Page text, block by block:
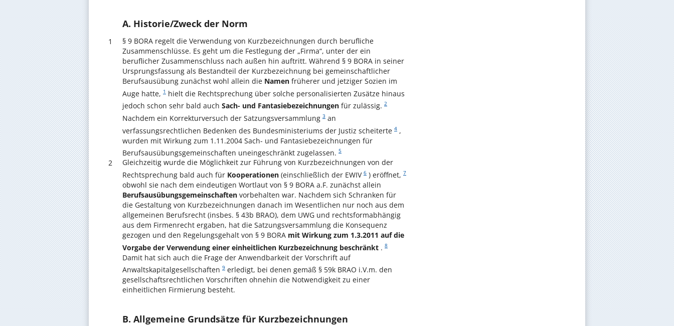
A. Historie/Zweck der Norm
1
§ 9 BORA regelt die Verwendung von Kurzbezeichnungen durch berufliche
Zusammenschlüsse. Es geht um die Festlegung der „Firma“, unter der ein
beruflicher Zusammenschluss nach außen hin auftritt. Während § 9 BORA in seiner
Ursprungsfassung als Bestandteil der Kurzbezeichnung bei gemeinschaftlicher
Berufsausübung zunächst wohl allein die Namen früherer und jetziger Sozien im
Auge hatte, 1 hielt die Rechtsprechung über solche personalisierten Zusätze hinaus
jedoch schon sehr bald auch Sach- und Fantasiebezeichnungen für zulässig. 2
Nachdem ein Korrekturversuch der Satzungsversammlung 3 an
verfassungsrechtlichen Bedenken des Bundesministeriums der Justiz scheiterte 4 ,
wurden mit Wirkung zum 1.11.2004 Sach- und Fantasiebezeichnungen für
Berufsausübungsgemeinschaften uneingeschränkt zugelassen. 5
2
Gleichzeitig wurde die Möglichkeit zur Führung von Kurzbezeichnungen von der
Rechtsprechung bald auch für Kooperationen (einschließlich der EWIV 6 ) eröffnet, 7
obwohl sie nach dem eindeutigen Wortlaut von § 9 BORA a.F. zunächst allein
Berufsausübungsgemeinschaften vorbehalten war. Nachdem sich Schranken für
die Gestaltung von Kurzbezeichnungen danach im Wesentlichen nur noch aus dem
allgemeinen Berufsrecht (insbes. § 43b BRAO), dem UWG und rechtsformabhängig
aus dem Firmenrecht ergaben, hat die Satzungsversammlung die Konsequenz
gezogen und den Regelungsgehalt von § 9 BORA mit Wirkung zum 1.3.2011 auf die
Vorgabe der Verwendung einer einheitlichen Kurzbezeichnung beschränkt . 8
Damit hat sich auch die Frage der Anwendbarkeit der Vorschrift auf
Anwaltskapitalgesellschaften 9 erledigt, bei denen gemäß § 59k BRAO i.V.m. den
gesellschaftsrechtlichen Vorschriften ohnehin die Notwendigkeit zu einer
einheitlichen Firmierung besteht.
B. Allgemeine Grundsätze für Kurzbezeichnungen